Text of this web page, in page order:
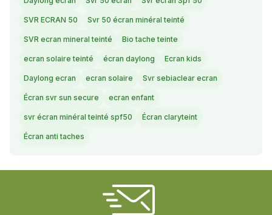
SVR ECRAN 50 Svr 50 écran minéral teinté
SVR ecran mineral teinté Bio tache teinte
ecran solaire teinté écran daylong Ecran kids
Daylong ecran ecran solaire Svr sebiaclear ecran
Écran svr sun secure ecran enfant
svr écran minéral teinté spf50 Écran claryteint
Écran anti taches